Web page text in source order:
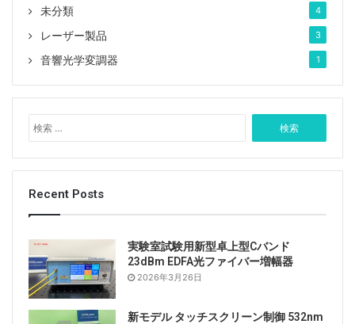
未分類 4
レーザー製品 3
音響光学変調器 1
索
:
Recent Posts
実験室試験用新型卓上型Cバンド
23dBm EDFA光ファイバー増幅器
2026年3月26日
新モデル タッチスクリーン制御 532nm